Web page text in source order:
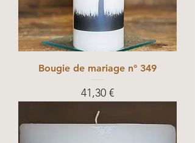
Bougie de mariage n° 349
Prix
41,30 €